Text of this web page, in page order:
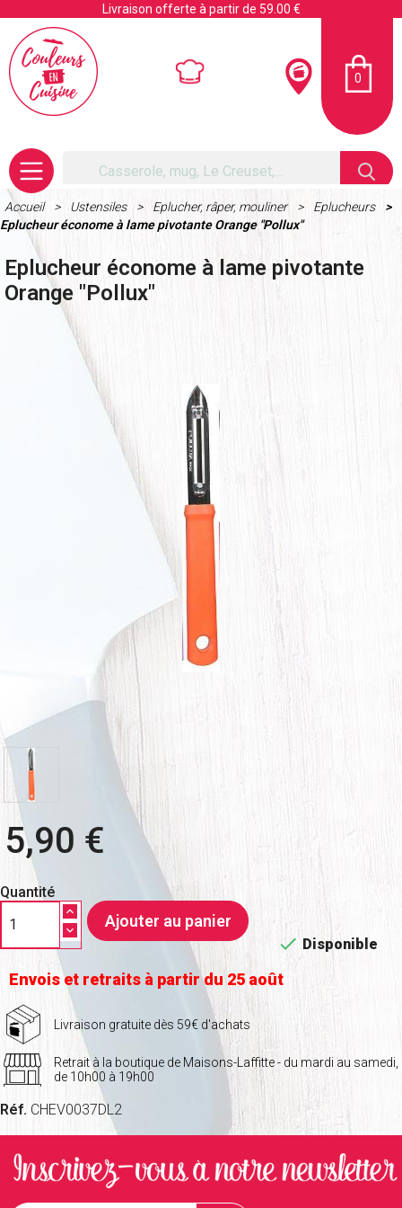
Livraison offerte à partir de 59.00 €
0
Accueil Ustensiles Eplucher, râper, mouliner
Eplucheurs
Eplucheur économe à lame pivotante Orange "Pollux"
Eplucheur économe à lame pivotante
Orange "Pollux"
5,90 €
Quantité
Ajouter au panier
 Disponible
Envois et retraits à partir du 25 août
Livraison gratuite dès 59€ d'achats
Retrait à la boutique de Maisons-Laffitte - du mardi au samedi,
de 10h00 à 19h00
Réf. CHEV0037DL2